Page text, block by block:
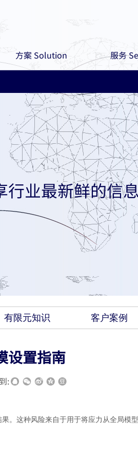
方案 Solution 服务
行业最新鲜的信
有限元知识 客户案例
设置指南
:
。这种风险来自于用于将应力从全局模